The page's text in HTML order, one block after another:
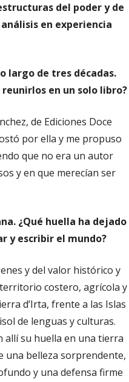
del poder y de
en experiencia
largo de tres décadas.
en un solo libro?
de Ediciones Doce
por ella y me propuso
que no era un autor
y en que merecían ser
¿Qué huella ha dejado
y escribir el mundo?
y del valor histórico y
costero, agrícola y
d’Irta, frente a las Islas
de lenguas y culturas.
allí su huella en una tierra
una belleza sorprendente,
y una defensa firme